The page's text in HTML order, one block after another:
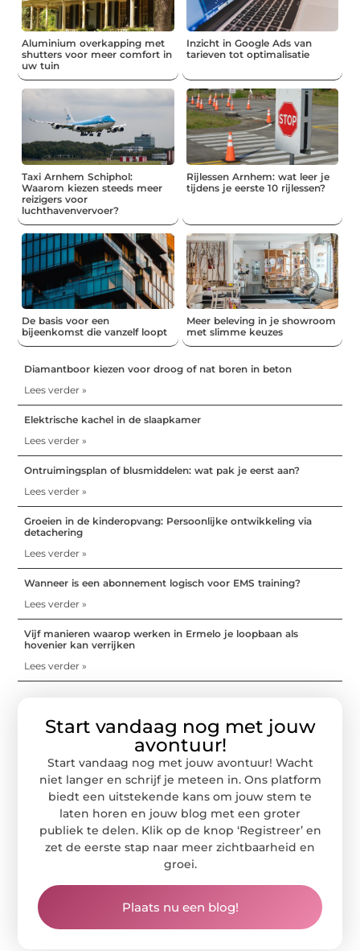
Aluminium overkapping met
shutters voor meer comfort in
uw tuin
Inzicht in Google Ads van
tarieven tot optimalisatie
Taxi Arnhem Schiphol:
Waarom kiezen steeds meer
reizigers voor
luchthavenvervoer?
Rijlessen Arnhem: wat leer je
tijdens je eerste 10 rijlessen?
De basis voor een
bijeenkomst die vanzelf loopt
Meer beleving in je showroom
met slimme keuzes
Diamantboor kiezen voor droog of nat boren in beton
Lees verder »
Elektrische kachel in de slaapkamer
Lees verder »
Ontruimingsplan of blusmiddelen: wat pak je eerst aan?
Lees verder »
Groeien in de kinderopvang: Persoonlijke ontwikkeling via
detachering
Lees verder »
Wanneer is een abonnement logisch voor EMS training?
Lees verder »
Vijf manieren waarop werken in Ermelo je loopbaan als
hovenier kan verrijken
Lees verder »
Start vandaag nog met jouw
avontuur!
Start vandaag nog met jouw avontuur! Wacht
niet langer en schrijf je meteen in. Ons platform
biedt een uitstekende kans om jouw stem te
laten horen en jouw blog met een groter
publiek te delen. Klik op de knop ‘Registreer’ en
zet de eerste stap naar meer zichtbaarheid en
groei.
Plaats nu een blog!